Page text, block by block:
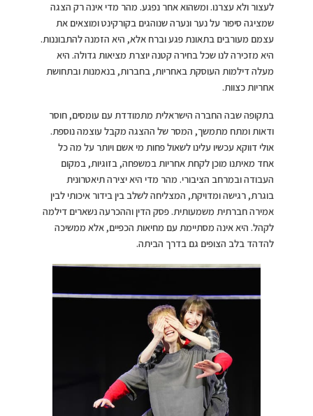
לעצור ולא עצרנו. ומשהוא אחר נפגע. מהר מדי אינה רק הצגה
שמציגה סיפור על נער ונערה שנוהגים בקורקינט ומוצאים את
עצמם מעורבים בתאונת פגע וברח אלא, היא הזמנה להתבוננות.
היא מזכירה לנו שכל בחירה קטנה יוצרת מציאות גדולה. היא
מעלה דילמות העוסקת באחריות, בחברות, בנאמנות ובתחושת
אחריות כצוות.
בתקופה שבה החברה הישראלית מתמודדת עם עומסים, חוסר
ודאות ומתח מתמשך, המסר של ההצגה מקבל עוצמה נוספת.
אולי דווקא עכשיו עלינו לשאול פחות מי אשם ויותר על מה כל
אחד מאיתנו מוכן לקחת אחריות במשפחה, בזוגיות, במקום
העבודה ובמרחב הציבורי. מהר מדי היא יצירה תיאטרונית
בוגרת, רגישה ומדויקת, המצליחה לשלב בין בידור איכותי לבין
אמירה חברתית משמעותית. פסק הדין וההכרעה נשארים דילמה
לקהל. היא אינה מסתיימת עם מחיאות הכפיים, אלא ממשיכה
להדהד בלב הצופים גם בדרך הביתה.